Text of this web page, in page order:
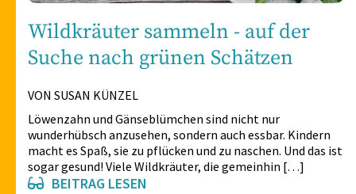
Wildkräuter sammeln - auf der
Suche nach grünen Schätzen
VON SUSAN KÜNZEL
Löwenzahn und Gänseblümchen sind nicht nur
wunderhübsch anzusehen, sondern auch essbar. Kindern
macht es Spaß, sie zu pflücken und zu naschen. Und das ist
sogar gesund! Viele Wildkräuter, die gemeinhin […]
BEITRAG LESEN